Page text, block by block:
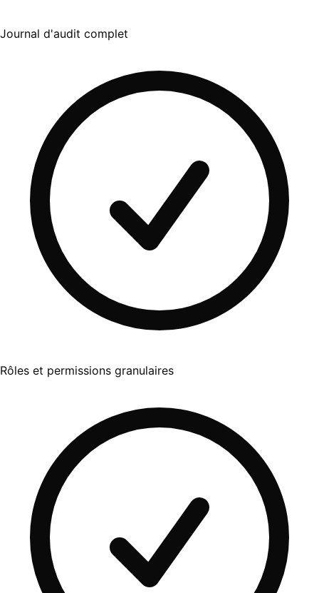
Journal d'audit complet
Rôles et permissions granulaires